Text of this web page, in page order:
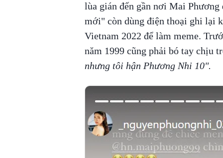
lùa gián đến gần nơi Mai
mới" còn dùng điện thoại ghi lại
Vietnam 2022 để làm meme.
năm 1999 cũng phải bó tay chịu
nhưng tôi hận Phương Nhi 10".